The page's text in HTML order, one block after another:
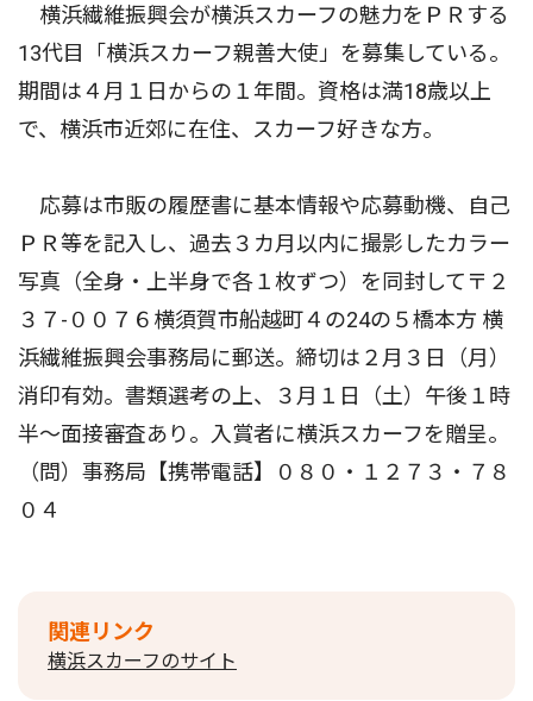
横浜繊維振興会が横浜スカーフの魅力をＰＲする
13代目「横浜スカーフ親善大使」を募集している。
期間は４月１日からの１年間。資格は満18歳以上
で、横浜市近郊に在住、スカーフ好きな方。
応募は市販の履歴書に基本情報や応募動機、自己
ＰＲ等を記入し、過去３カ月以内に撮影したカラー
写真（全身・上半身で各１枚ずつ）を同封して〒２
３７-００７６横須賀市船越町４の24の５橋本方 横
浜繊維振興会事務局に郵送。締切は２月３日（月）
消印有効。書類選考の上、３月１日（土）午後１時
半〜面接審査あり。入賞者に横浜スカーフを贈呈。
（問）事務局【携帯電話】０８０・１２７３・７８
０４
関連リンク
横浜スカーフのサイト